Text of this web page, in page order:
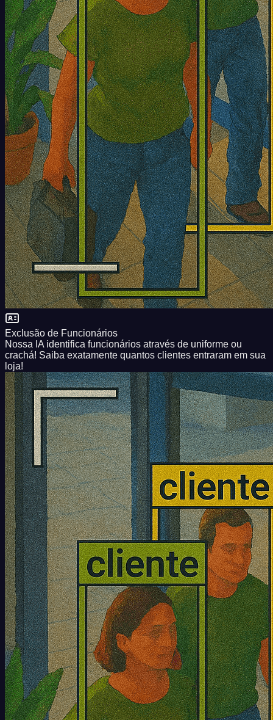
Exclusão de Funcionários
Nossa IA identifica funcionários através de uniforme ou
crachá! Saiba exatamente quantos clientes entraram em sua
loja!